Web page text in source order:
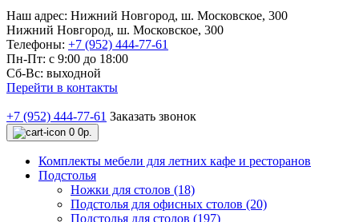
Наш адрес: Нижний Новгород, ш. Московское, 300
Нижний Новгород, ш. Московское, 300
Телефоны: +7 (952) 444-77-61
Пн-Пт: с 9:00 до 18:00
Сб-Вс: выходной
Перейти в контакты
+7 (952) 444-77-61 Заказать звонок
0 0р.
Комплекты мебели для летних кафе и ресторанов
Подстолья
Ножки для столов (18)
Подстолья для офисных столов (20)
Подстолья для столов (197)